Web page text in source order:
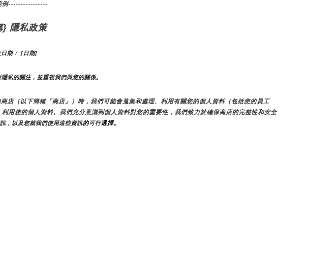
----------------
} 隱私政策
日期： [日期]
私的關注，並重視我們與您的關係。
（以下簡稱「商店」）時，我們可能會蒐集和處理、利用有關您的個人資料（包括您的員工
用您的個人資料。我們充分意識到個人資料對您的重要性，我們致力於確保商店的完整性和安全
，以及您就我們使用這些資訊的可行選擇。